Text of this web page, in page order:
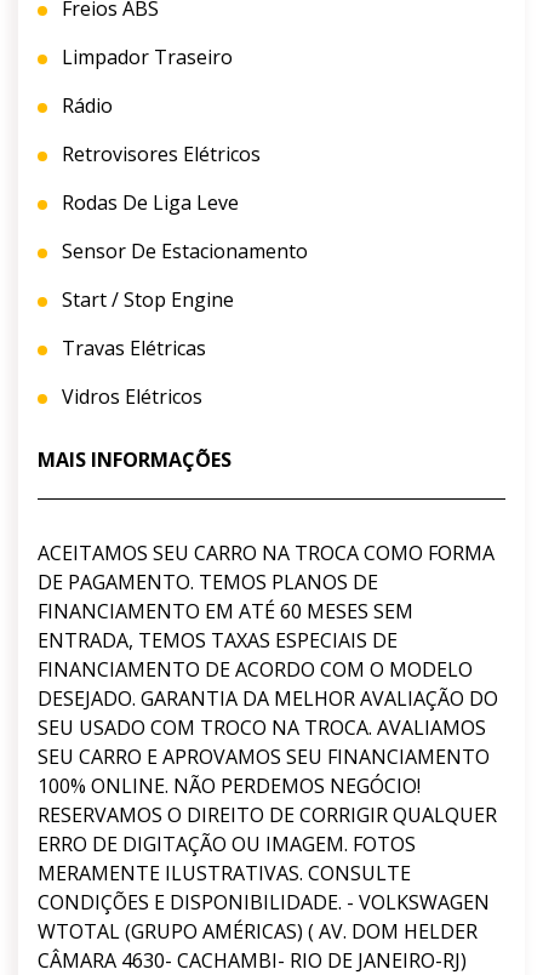
Freios ABS
Limpador Traseiro
Rádio
Retrovisores Elétricos
Rodas De Liga Leve
Sensor De Estacionamento
Start / Stop Engine
Travas Elétricas
Vidros Elétricos
MAIS INFORMAÇÕES
ACEITAMOS SEU CARRO NA TROCA COMO FORMA
DE PAGAMENTO. TEMOS PLANOS DE
FINANCIAMENTO EM ATÉ 60 MESES SEM
ENTRADA, TEMOS TAXAS ESPECIAIS DE
FINANCIAMENTO DE ACORDO COM O MODELO
DESEJADO. GARANTIA DA MELHOR AVALIAÇÃO DO
SEU USADO COM TROCO NA TROCA. AVALIAMOS
SEU CARRO E APROVAMOS SEU FINANCIAMENTO
100% ONLINE. NÃO PERDEMOS NEGÓCIO!
RESERVAMOS O DIREITO DE CORRIGIR QUALQUER
ERRO DE DIGITAÇÃO OU IMAGEM. FOTOS
MERAMENTE ILUSTRATIVAS. CONSULTE
CONDIÇÕES E DISPONIBILIDADE. - VOLKSWAGEN
WTOTAL (GRUPO AMÉRICAS) ( AV. DOM HELDER
CÂMARA 4630- CACHAMBI- RIO DE JANEIRO-RJ)